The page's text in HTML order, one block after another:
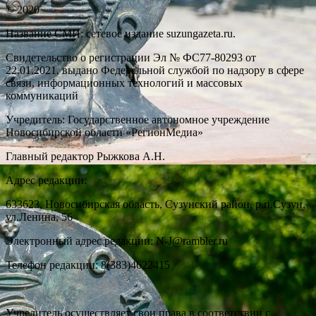
© 2020
Название СМИ: cетевое издание suzungazeta.ru.
Свидетельство о регистрации Эл № ФС77-80293 от
22.01.2021, выдано Федеральной службой по надзору в сфере
связи, информационных технологий и массовых
коммуникаций
Учредитель: Государственное автономное учреждение
Новосибирской области «РегионМедиа»
Главный редактор Рыжкова А.Н.
Адрес редакции:
633623, Новосибирская область, Сузунский район, р.п.Сузун,
ул.Ленина, 56
Электронный адрес редакции: N-J@rambler.ru
Телефон редакции: 8(383)4622415
Учредитель осуществляет свои права в соответствии с